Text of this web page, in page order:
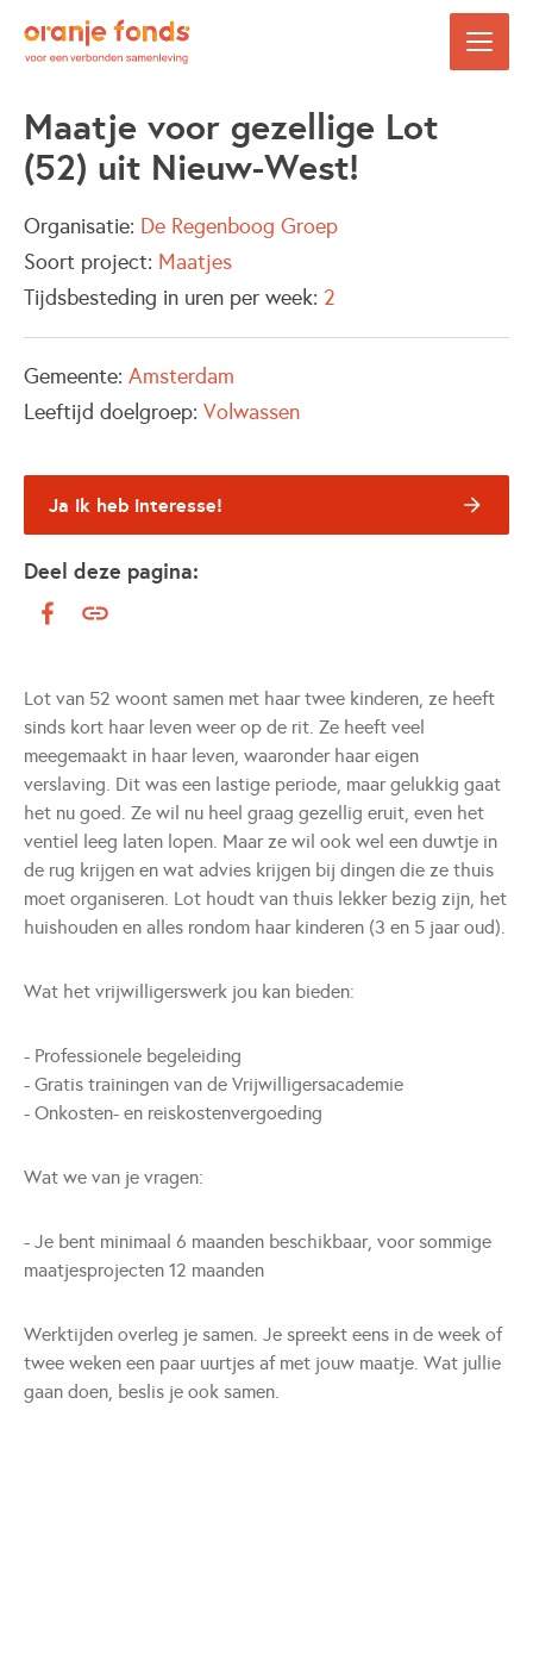
Maatje voor gezellige Lot
(52) uit Nieuw-West!
Organisatie: De Regenboog Groep
Soort project: Maatjes
Tijdsbesteding in uren per week: 2
Gemeente: Amsterdam
Leeftijd doelgroep: Volwassen
Ja ik heb interesse!
Deel deze pagina:
Lot van 52 woont samen met haar twee kinderen, ze heeft
sinds kort haar leven weer op de rit. Ze heeft veel
meegemaakt in haar leven, waaronder haar eigen
verslaving. Dit was een lastige periode, maar gelukkig gaat
het nu goed. Ze wil nu heel graag gezellig eruit, even het
ventiel leeg laten lopen. Maar ze wil ook wel een duwtje in
de rug krijgen en wat advies krijgen bij dingen die ze thuis
moet organiseren. Lot houdt van thuis lekker bezig zijn, het
huishouden en alles rondom haar kinderen (3 en 5 jaar oud).
Wat het vrijwilligerswerk jou kan bieden:
- Professionele begeleiding
- Gratis trainingen van de Vrijwilligersacademie
- Onkosten- en reiskostenvergoeding
Wat we van je vragen:
- Je bent minimaal 6 maanden beschikbaar, voor sommige
maatjesprojecten 12 maanden
Werktijden overleg je samen. Je spreekt eens in de week of
twee weken een paar uurtjes af met jouw maatje. Wat jullie
gaan doen, beslis je ook samen.